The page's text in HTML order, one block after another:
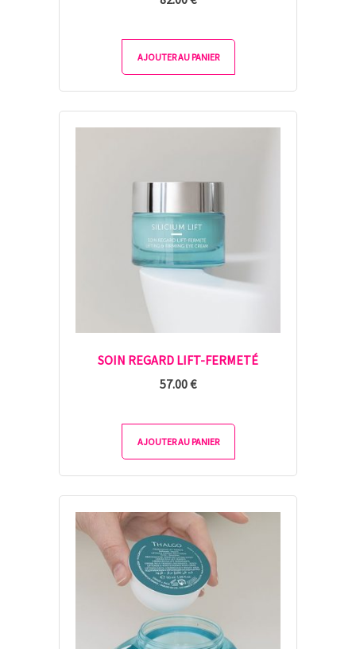
AJOUTER AU PANIER
SOIN REGARD LIFT-FERMETÉ
57.00€
AJOUTER AU PANIER